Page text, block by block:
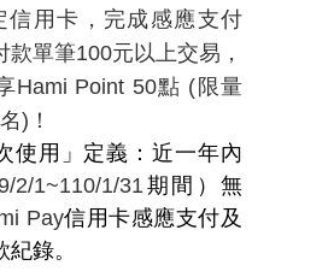
信用卡，完成感應支付
款單筆100元以上交易，
Hami Point 50點 ( 限量
名) ！
使用」定義：近一年內
2/1~110/1/31期間）無
Pay信用卡感應支付及
錄。